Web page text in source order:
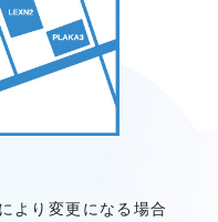
より変更になる場合